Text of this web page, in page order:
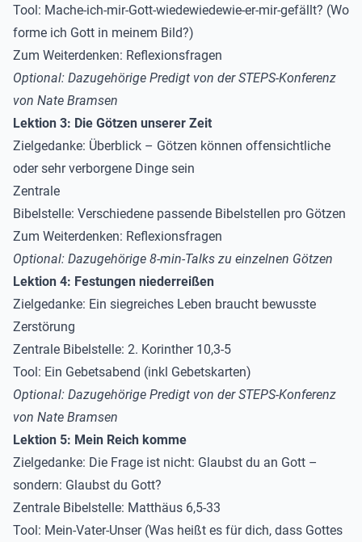
Tool: Mache-ich-mir-Gott-wiedewiedewie-er-mir-gefällt? (Wo
forme ich Gott in meinem Bild?)
Zum Weiterdenken: Reflexionsfragen
Optional: Dazugehörige Predigt von der STEPS-Konferenz
von Nate Bramsen
Lektion 3: Die Götzen unserer Zeit
Zielgedanke: Überblick – Götzen können offensichtliche
oder sehr verborgene Dinge sein
Zentrale
Bibelstelle: Verschiedene passende Bibelstellen pro Götzen
Zum Weiterdenken: Reflexionsfragen
Optional: Dazugehörige 8-min-Talks zu einzelnen Götzen
Lektion 4: Festungen niederreißen
Zielgedanke: Ein siegreiches Leben braucht bewusste
Zerstörung
Zentrale Bibelstelle: 2. Korinther 10,3-5
Tool: Ein Gebetsabend (inkl Gebetskarten)
Optional: Dazugehörige Predigt von der STEPS-Konferenz
von Nate Bramsen
Lektion 5: Mein Reich komme
Zielgedanke: Die Frage ist nicht: Glaubst du an Gott –
sondern: Glaubst du Gott?
Zentrale Bibelstelle: Matthäus 6,5-33
Tool: Mein-Vater-Unser (Was heißt es für dich, dass Gottes